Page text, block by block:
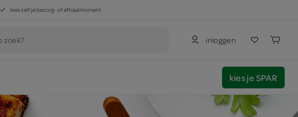
kies zelf je bezorg- of afhaalmoment
zoek? inloggen
kies je SPAR